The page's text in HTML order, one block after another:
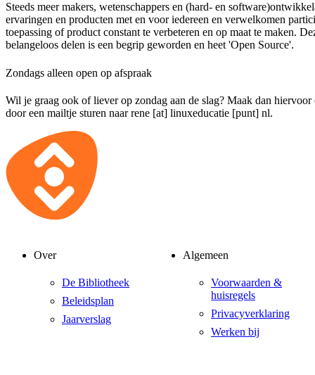
Steeds meer makers, wetenschappers en (hard- en
ervaringen en producten met en voor iedereen en verwelkomen
toepassing of product constant te verbeteren en op maat te maken.
belangeloos delen is een begrip geworden en heet 'Open Source'.
Zondags alleen open op afspraak
Wil je graag ook of liever op zondag aan de slag? Maak dan
door een mailtje sturen naarrene [at] linuxeducatie [punt] nl.
Over
De Bibliotheek
Beleidsplan
Jaarverslag
Algemeen
Voorwaarden &
huisregels
Privacyverklaring
Werken bij